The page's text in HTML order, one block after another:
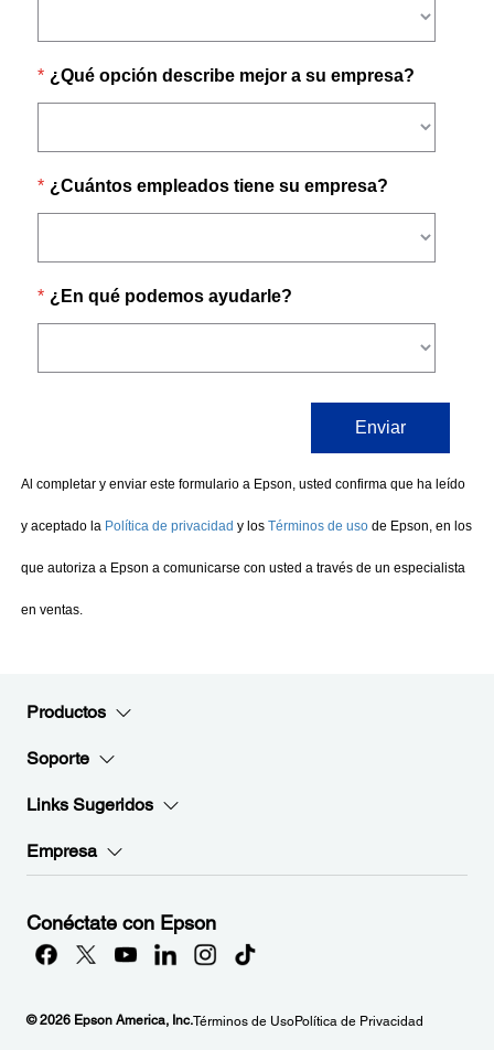
Productos
Soporte
Links Sugeridos
Empresa
Conéctate con Epson
© 2026 Epson America, Inc.Términos de UsoPolítica de Privacidad